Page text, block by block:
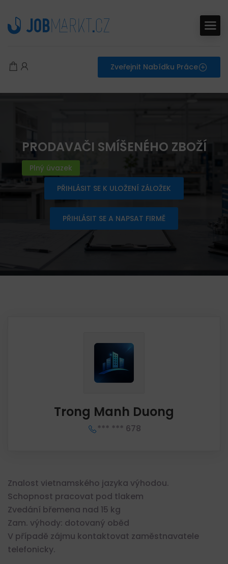
Zveřejnit Nabídku Práce
PRODAVAČI SMÍŠENÉHO ZBOŽÍ
Plný úvazek
PŘIHLÁSIT SE K ULOŽENÍ ZÁLOŽEK
PŘIHLÁSIT SE A NAPSAT FIRMĚ
Trong Manh Duong
*** *** 678
Znalost vietnamského jazyka výhodou.
Schopnost pracovat pod tlakem
Zvedání břemena nad 15 kg
Zam. výhody: dotovaný oběd
V případě zájmu kontaktovat zaměstnavatele
telefonicky.